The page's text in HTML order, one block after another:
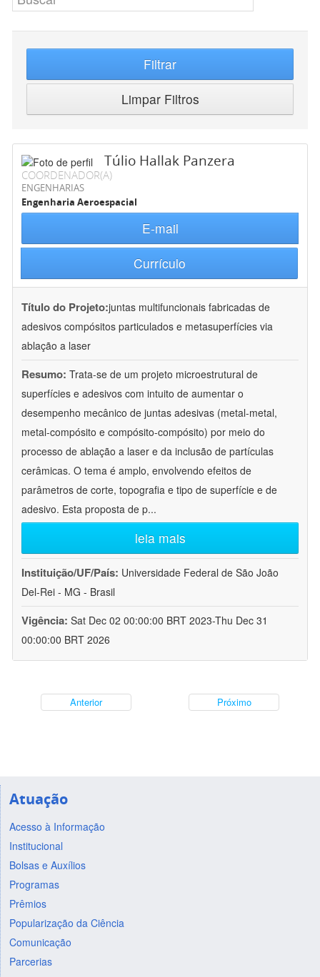
Filtrar
Limpar Filtros
Túlio Hallak Panzera
COORDENADOR(A)
ENGENHARIAS
Engenharia Aeroespacial
E-mail
Currículo
Título do Projeto:juntas multifuncionais fabricadas de
adesivos compósitos particulados e metasuperfícies via
ablação a laser
Resumo: Trata-se de um projeto microestrutural de
superfícies e adesivos com intuito de aumentar o
desempenho mecânico de juntas adesivas (metal-metal,
metal-compósito e compósito-compósito) por meio do
processo de ablação a laser e da inclusão de partículas
cerâmicas. O tema é amplo, envolvendo efeitos de
parâmetros de corte, topografia e tipo de superfície e de
adesivo. Esta proposta de p...
leia mais
Instituição/UF/País: Universidade Federal de São João
Del-Rei - MG - Brasil
Vigência: Sat Dec 02 00:00:00 BRT 2023-Thu Dec 31
00:00:00 BRT 2026
Anterior Próximo
Atuação
Acesso à Informação
Institucional
Bolsas e Auxílios
Programas
Prêmios
Popularização da Ciência
Comunicação
Parcerias